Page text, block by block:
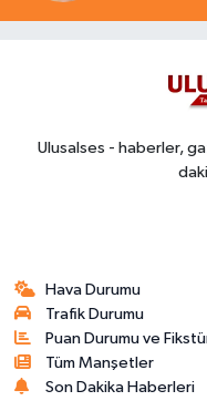
Ulusalses - haberler,
Hava Durumu
Trafik Durumu
Puan Durumu ve
Tüm Manşetler
Son Dakika Haberleri